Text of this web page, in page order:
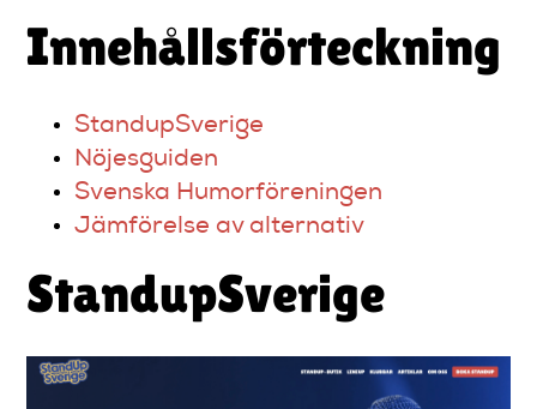
Innehållsförteckning
StandupSverige
Nöjesguiden
Svenska Humorföreningen
Jämförelse av alternativ
StandupSverige